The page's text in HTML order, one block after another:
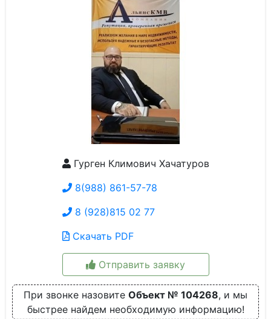
Гурген Климович Хачатуров
8(988) 861-57-78
8 (928)815 02 77
Скачать PDF
Отправить заявку
При звонке назовите Объект № 104268, и мы
быстрее найдем необходимую информацию!